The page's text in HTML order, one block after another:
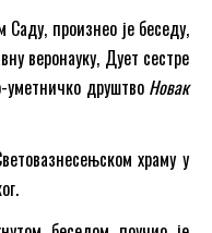
произнео је беседу,
веронауку, Дует сестре
друштво Новак
храму у